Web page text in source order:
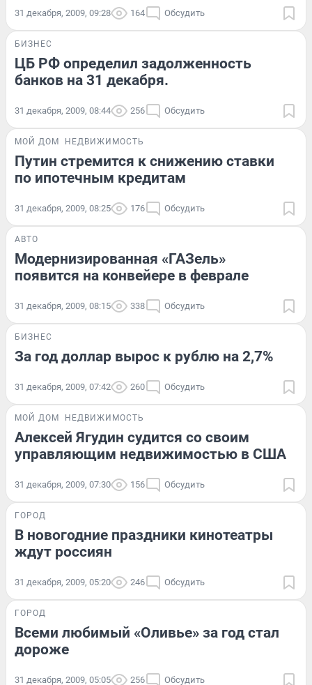
31 декабря, 2009, 09:28 164 Обсудить
БИЗНЕС
ЦБ РФ определил задолженность
банков на 31 декабря.
31 декабря, 2009, 08:44 256 Обсудить
МОЙ ДОМ НЕДВИЖИМОСТЬ
Путин стремится к снижению ставки
по ипотечным кредитам
31 декабря, 2009, 08:25 176 Обсудить
АВТО
Модернизированная «ГАЗель»
появится на конвейере в феврале
31 декабря, 2009, 08:15 338 Обсудить
БИЗНЕС
За год доллар вырос к рублю на 2,7%
31 декабря, 2009, 07:42 260 Обсудить
МОЙ ДОМ НЕДВИЖИМОСТЬ
Алексей Ягудин судится со своим
управляющим недвижимостью в США
31 декабря, 2009, 07:30 156 Обсудить
ГОРОД
В новогодние праздники кинотеатры
ждут россиян
31 декабря, 2009, 05:20 246 Обсудить
ГОРОД
Всеми любимый «Оливье» за год стал
дороже
31 декабря, 2009, 05:05 256 Обсудить